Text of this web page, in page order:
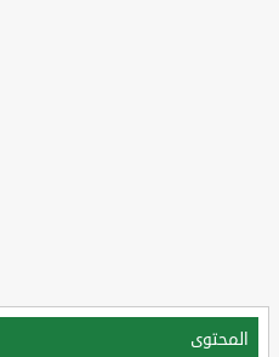
المحتوى